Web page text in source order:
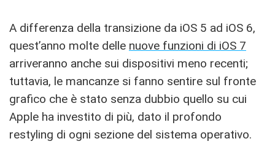
A differenza della transizione da iOS 5 ad iOS 6,
quest’anno molte delle nuove funzioni di iOS 7
arriveranno anche sui dispositivi meno recenti;
tuttavia, le mancanze si fanno sentire sul fronte
grafico che è stato senza dubbio quello su cui
Apple ha investito di più, dato il profondo
restyling di ogni sezione del sistema operativo.